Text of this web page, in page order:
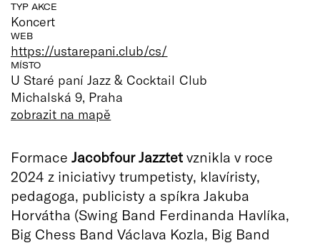
TYP AKCE
Koncert
WEB
https://ustarepani.club/cs/
MÍSTO
U Staré paní Jazz & Cocktail Club
Michalská 9, Praha
zobrazit na mapě
Formace Jacobfour Jazztet vznikla v roce
2024 z iniciativy trumpetisty, klavíristy,
pedagoga, publicisty a spíkra Jakuba
Horvátha (Swing Band Ferdinanda Havlíka,
Big Chess Band Václava Kozla, Big Band